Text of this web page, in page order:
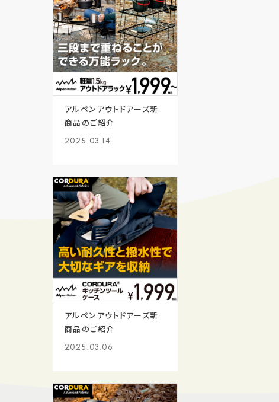
アルペンアウトドアーズ新
商品のご紹介
2025.03.14
アルペンアウトドアーズ新
商品のご紹介
2025.03.06